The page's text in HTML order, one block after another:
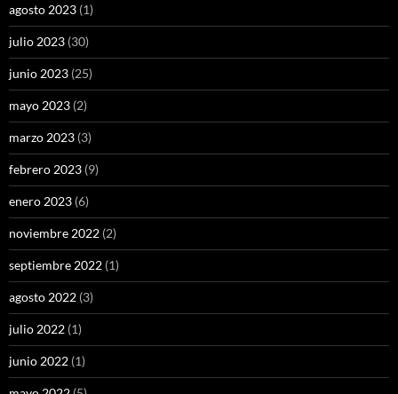
agosto 2023 (1)
julio 2023 (30)
junio 2023 (25)
mayo 2023 (2)
marzo 2023 (3)
febrero 2023 (9)
enero 2023 (6)
noviembre 2022 (2)
septiembre 2022 (1)
agosto 2022 (3)
julio 2022 (1)
junio 2022 (1)